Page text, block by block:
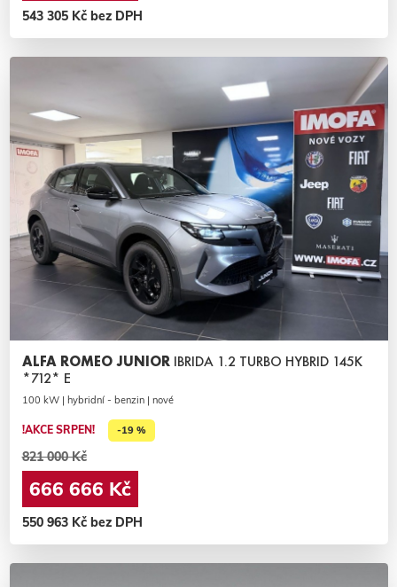
543 305 Kč bez DPH
ALFA ROMEO JUNIOR IBRIDA 1.2 TURBO HYBRID 145K
*712* E
100 kW | hybridní - benzin | nové
!AKCE SRPEN! -19 %
821 000 Kč
666 666 Kč
550 963 Kč bez DPH